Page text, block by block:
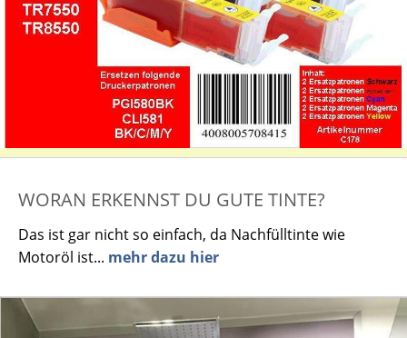
WORAN ERKENNST DU GUTE TINTE?
Das ist gar nicht so einfach, da Nachfülltinte wie
Motoröl ist... mehr dazu hier